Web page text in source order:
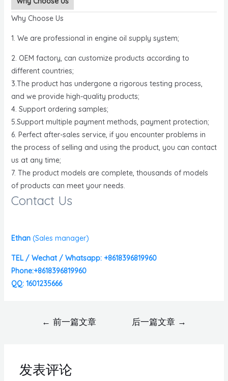
Why Choose Us
1. We are professional in engine oil supply system;
2. OEM factory, can customize products according to
different countries;
3.The product has undergone a rigorous testing process,
and we provide high-quality products;
4. Support ordering samples;
5.Support multiple payment methods, payment protection;
6. Perfect after-sales service, if you encounter problems in
the process of selling and using the product, you can contact
us at any time;
7. The product models are complete, thousands of models
of products can meet your needs.
Contact Us
Ethan (Sales manager)
TEL / Wechat / Whatsapp: +8618396819960
Phone:+8618396819960
QQ: 1601235666
← 前一篇文章 后一篇文章 →
发表评论